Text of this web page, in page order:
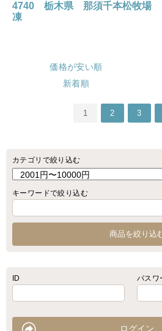
4740 栃木県 那須千本松牧場
凍
価格が安い順
新着順
1 2 3
カテゴリで絞り込む
キーワードで絞り込む
ID パスワ